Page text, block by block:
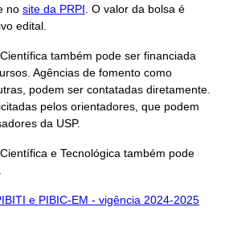
no site da PRPI . O valor da bolsa é
edital.
também pode ser financiada
Agências de fomento como
podem ser contatadas diretamente.
pelos orientadores, que podem
da USP.
e Tecnológica também pode
e PIBIC-EM - vigência 2024-2025